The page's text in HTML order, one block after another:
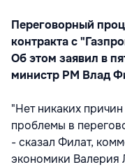
Переговорный
контракта с
Об этом заявил в
министр РМ Влад
"Нет никаких причин
проблемы в
- сказал Филат,
экономики Валерия